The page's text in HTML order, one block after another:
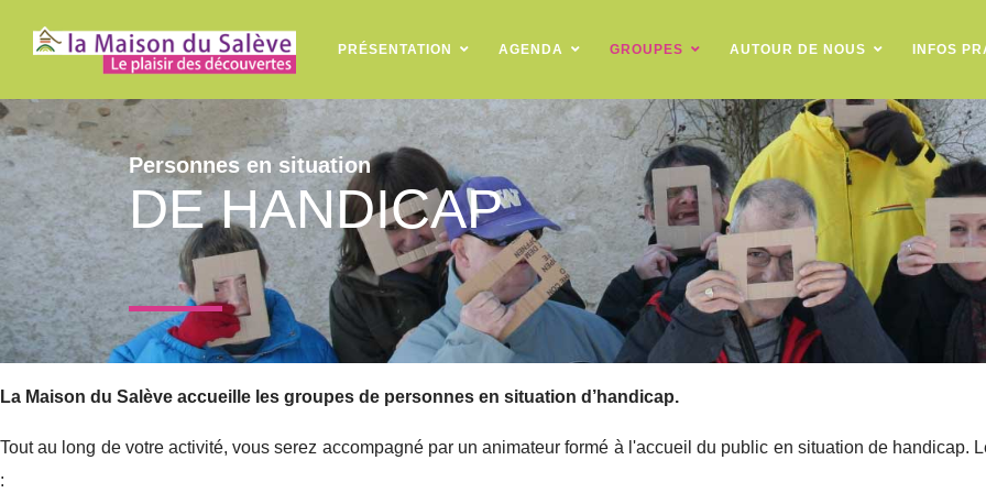
PRÉSENTATION AGENDA GROUPES AUTOUR DE NOUS INFOS
Personnes en situation
DE HANDICAP
La Maison du Salève accueille les groupes de personnes en situation d’handicap.
Tout au long de votre activité, vous serez accompagné par un animateur formé à l'accueil du public en situation de handicap.
: